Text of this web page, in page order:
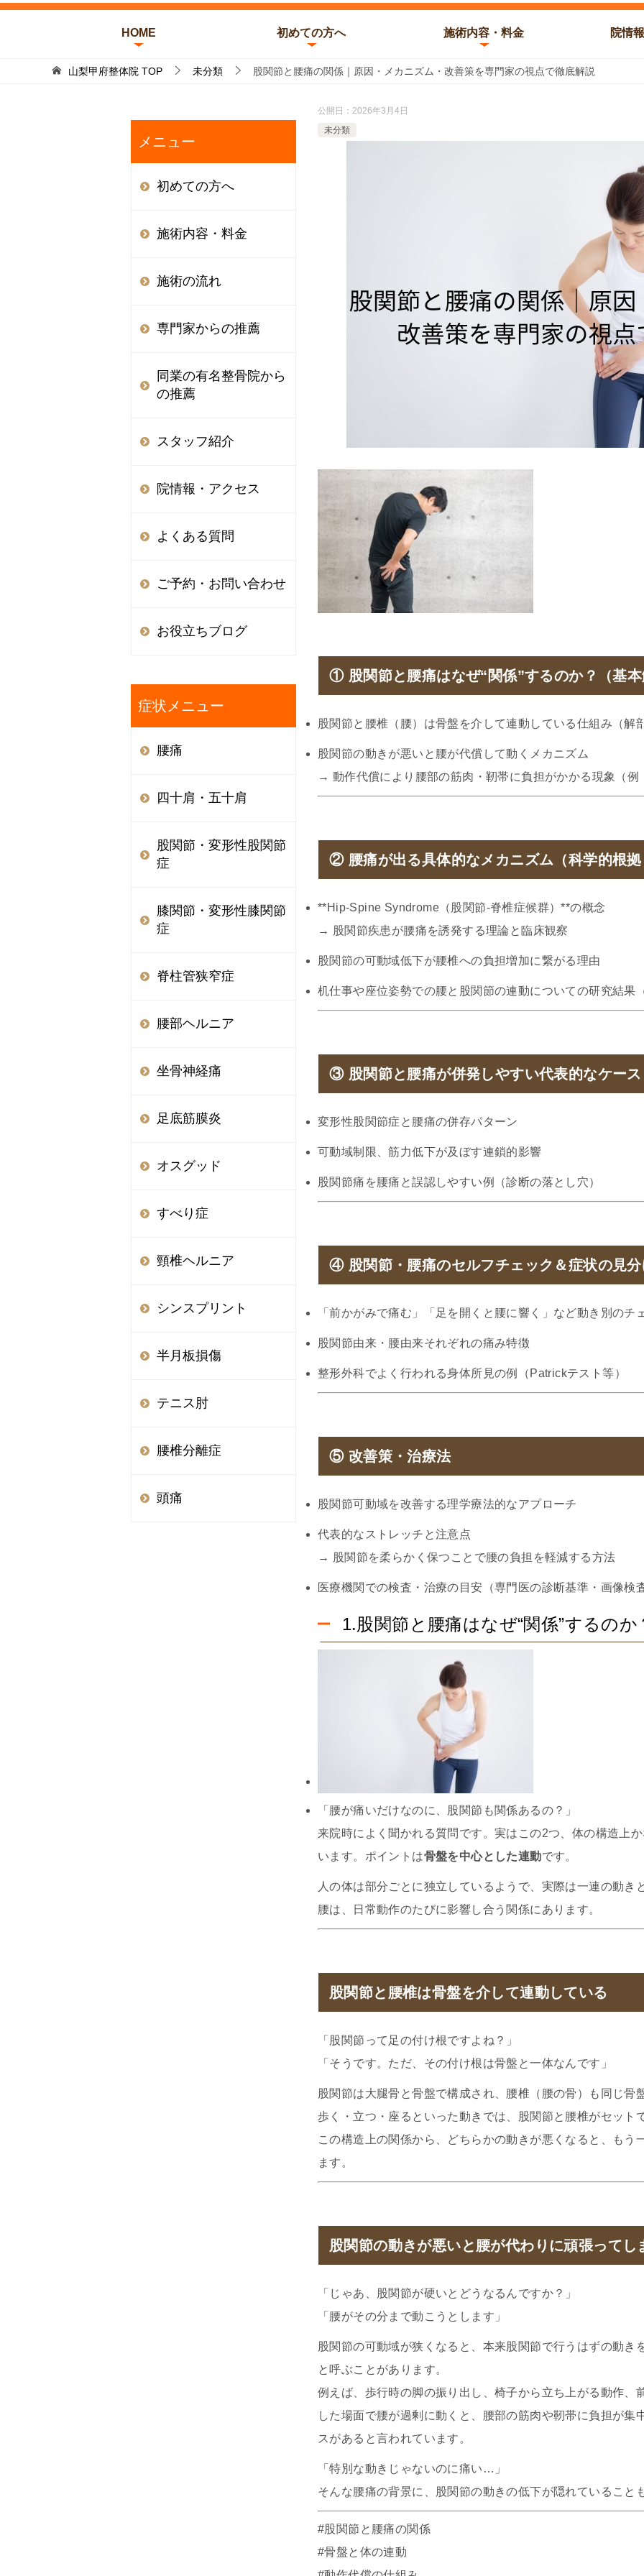
HOME 初めての方へ 施術内容・料金 院情
山梨甲府整体院 TOP 未分類 股関節と腰痛の関係｜原因・メカニズム・改善策を専門家の視点で徹底解説
公開日： 2026年3月4日
未分類
① 股関節と腰痛はなぜ“関係”するのか？（基本
股関節と腰椎（腰）は骨盤を介して連動している仕組み（解
股関節の動きが悪いと腰が代償して動くメカニズム
→ 動作代償により腰部の筋肉・靭帯に負担がかかる現象（例
② 腰痛が出る具体的なメカニズム（科学的根拠
**Hip-Spine Syndrome（股関節-脊椎症候群）**の概念
→ 股関節疾患が腰痛を誘発する理論と臨床観察
股関節の可動域低下が腰椎への負担増加に繋がる理由
机仕事や座位姿勢での腰と股関節の連動についての研究結果
③ 股関節と腰痛が併発しやすい代表的なケース
変形性股関節症と腰痛の併存パターン
可動域制限、筋力低下が及ぼす連鎖的影響
股関節痛を腰痛と誤認しやすい例（診断の落とし穴）
④ 股関節・腰痛のセルフチェック＆症状の見分
「前かがみで痛む」「足を開くと腰に響く」など動き別のチ
股関節由来・腰由来それぞれの痛み特徴
整形外科でよく行われる身体所見の例（Patrickテスト等）
⑤ 改善策・治療法
股関節可動域を改善する理学療法的なアプローチ
代表的なストレッチと注意点
→ 股関節を柔らかく保つことで腰の負担を軽減する方法
医療機関での検査・治療の目安（専門医の診断基準・画像検
1.股関節と腰痛はなぜ“関係”するのか
「腰が痛いだけなのに、股関節も関係あるの？」
来院時によく聞かれる質問です。実はこの2つ、体の構造上
います。ポイントは骨盤を中心とした連動です。
人の体は部分ごとに独立しているようで、実際は一連の動き
腰は、日常動作のたびに影響し合う関係にあります。
股関節と腰椎は骨盤を介して連動している
「股関節って足の付け根ですよね？」
「そうです。ただ、その付け根は骨盤と一体なんです」
股関節は大腿骨と骨盤で構成され、腰椎（腰の骨）も同じ骨
歩く・立つ・座るといった動きでは、股関節と腰椎がセット
この構造上の関係から、どちらかの動きが悪くなると、もう
ます。
股関節の動きが悪いと腰が代わりに頑張ってし
「じゃあ、股関節が硬いとどうなるんですか？」
「腰がその分まで動こうとします」
股関節の可動域が狭くなると、本来股関節で行うはずの動き
と呼ぶことがあります。
例えば、歩行時の脚の振り出し、椅子から立ち上がる動作、
した場面で腰が過剰に動くと、腰部の筋肉や靭帯に負担が集
スがあると言われています。
「特別な動きじゃないのに痛い…」
そんな腰痛の背景に、股関節の動きの低下が隠れていること
#股関節と腰痛の関係
#骨盤と体の連動
メニュー
初めての方へ
施術内容・料金
施術の流れ
専門家からの推薦
同業の有名整骨院から
の推薦
スタッフ紹介
院情報・アクセス
よくある質問
ご予約・お問い合わせ
お役立ちブログ
症状メニュー
腰痛
四十肩・五十肩
股関節・変形性股関節
症
膝関節・変形性膝関節
症
脊柱管狭窄症
腰部ヘルニア
坐骨神経痛
足底筋膜炎
オスグッド
すべり症
頸椎ヘルニア
シンスプリント
半月板損傷
テニス肘
腰椎分離症
頭痛